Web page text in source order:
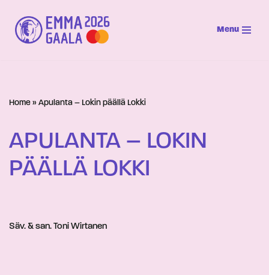
Siirry
suoraan
Menu
Home » Apulanta – Lokin päällä Lokki
APULANTA – LOKIN
PÄÄLLÄ LOKKI
Säv. & san. Toni Wirtanen